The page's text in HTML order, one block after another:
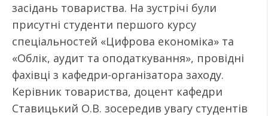
засідань товариства. На зустрічі були
присутні студенти першого курсу
спеціальностей «Цифрова економіка» та
«Облік, аудит та оподаткування», провідні
фахівці з кафедри-організатора заходу.
Керівник товариства, доцент кафедри
Ставицький О.В. зосередив увагу студентів